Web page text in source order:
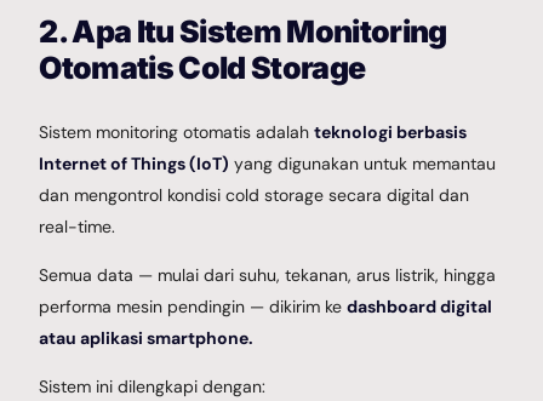
2. Apa Itu Sistem Monitoring
Otomatis Cold Storage
Sistem monitoring otomatis adalahteknologi berbasis
Internet of Things (IoT) yang digunakan untuk memantau
dan mengontrol kondisi cold storage secara digital dan
real-time.
Semua data — mulai dari suhu, tekanan, arus listrik, hingga
performa mesin pendingin — dikirim kedashboard digital
atau aplikasi smartphone.
Sistem ini dilengkapi dengan: